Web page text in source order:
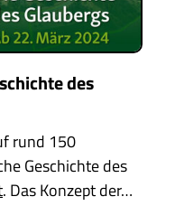
des
rund 150
Geschichte des
. Das Konzept der…